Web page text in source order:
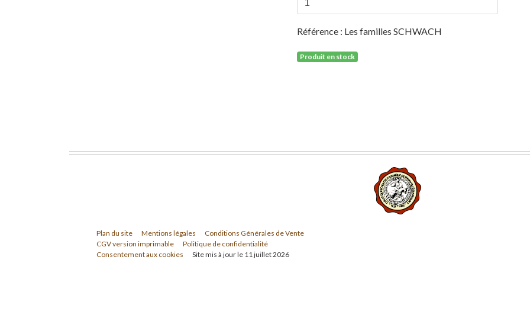
Référence : Les familles SCHWACH
Produit en stock
Plan du site Mentions légales
Conditions Générales de Vente
CGV version imprimable
Politique de confidentialité
Consentement aux cookies
Site mis à jour le 11 juillet 2026